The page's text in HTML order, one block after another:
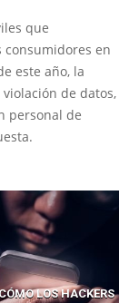
que
consumidores en
este año, la
de datos,
personal de
LOS HACKERS